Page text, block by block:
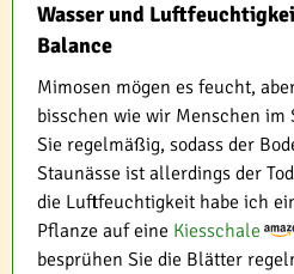
Wasser und
Balance
Mimosen mögen es feucht,
bisschen wie wir Menschen im
Sie regelmäßig, sodass der
Staunässe ist allerdings der
die Luftfeuchtigkeit habe ich
Pflanze auf eine Kiesschale
besprühen Sie die Blätter